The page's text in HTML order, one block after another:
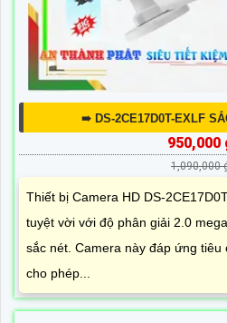
➠ DS-2CE17D0T-EXLF
950,000
1,090,000
Thiết bị Camera HD DS-
tuyệt vời với độ phân giải 2.0
sắc nét. Camera này đáp ứng
cho phép...